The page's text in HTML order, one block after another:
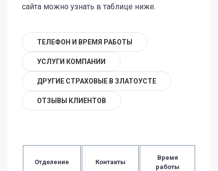
сайта можно узнать в таблице ниже.
ТЕЛЕФОН И ВРЕМЯ РАБОТЫ
УСЛУГИ КОМПАНИИ
ДРУГИЕ СТРАХОВЫЕ В ЗЛАТОУСТЕ
ОТЗЫВЫ КЛИЕНТОВ
Отделение Контакты
Время
работы